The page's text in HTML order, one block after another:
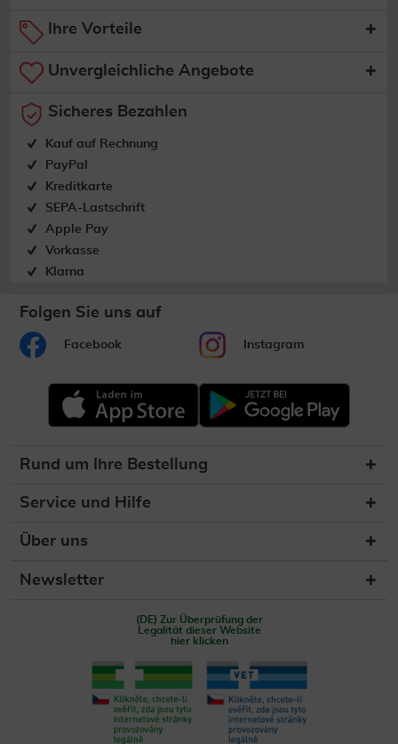
Ihre Vorteile
Unvergleichliche Angebote
Sicheres Bezahlen
Kauf auf Rechnung
PayPal
Kreditkarte
SEPA-Lastschrift
Apple Pay
Vorkasse
Klarna
Folgen Sie uns auf
Facebook Instagram
Rund um Ihre Bestellung
Service und Hilfe
Über uns
Newsletter
(DE) Zur Überprüfung der
Legalität dieser Website
hier klicken